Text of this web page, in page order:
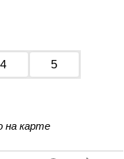
4
5
на карте